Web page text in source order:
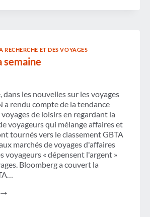
RECHERCHE ET DES VOYAGES
semaine
dans les nouvelles sur les voyages
a rendu compte de la tendance
de loisirs en regardant la
voyageurs qui mélange affaires et
tournés vers le classement GBTA
marchés de voyages d'affaires
voyageurs « dépensent l'argent »
Bloomberg a couvert la